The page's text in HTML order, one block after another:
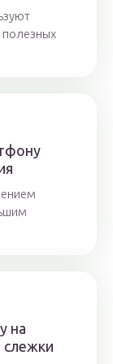
полезных
на